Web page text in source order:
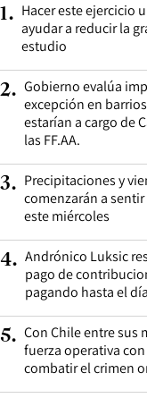
1. Hacer este ejercicio
ayudar a reducir la
estudio
2. Gobierno evalúa
excepción en
estarían a cargo de
las FF.AA.
3. Precipitaciones y
comenzarán a
este miércoles
4. Andrónico Luksic
pago de
pagando hasta el
5. Con Chile entre sus
fuerza operativa
combatir el crimen